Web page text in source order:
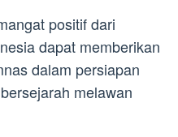
positif dari
dapat memberikan
dalam persiapan
melawan